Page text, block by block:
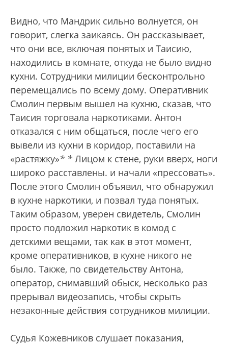
Видно, что Мандрик сильно волнуется, он
говорит, слегка заикаясь. Он рассказывает,
что они все, включая понятых и Таисию,
находились в комнате, откуда не было видно
кухни. Сотрудники милиции бесконтрольно
перемещались по всему дому. Оперативник
Смолин первым вышел на кухню, сказав, что
Таисия торговала наркотиками. Антон
отказался с ним общаться, после чего его
вывели из кухни в коридор, поставили на
«растяжку»* * Лицом к стене, руки вверх, ноги
широко расставлены. и начали «прессовать».
После этого Смолин объявил, что обнаружил
в кухне наркотики, и позвал туда понятых.
Таким образом, уверен свидетель, Смолин
просто подложил наркотик в комод с
детскими вещами, так как в этот момент,
кроме оперативников, в кухне никого не
было. Также, по свидетельству Антона,
оператор, снимавший обыск, несколько раз
прерывал видеозапись, чтобы скрыть
незаконные действия сотрудников милиции.
Судья Кожевников слушает показания,